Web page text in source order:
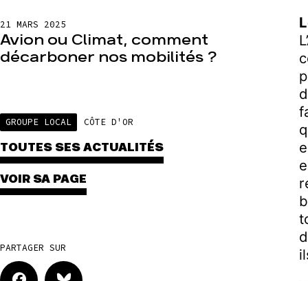
21 MARS 2025
Avion ou Climat, comment
décarboner nos mobilités ?
GROUPE LOCAL CÔTE D'OR
TOUTES SES ACTUALITÉS
VOIR SA PAGE
PARTAGER SUR